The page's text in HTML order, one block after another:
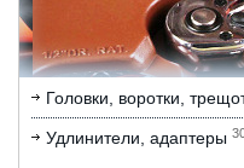
Головки, воротки,
Удлинители, адаптеры